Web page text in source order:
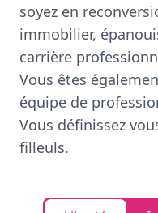
soyez en
immobilier,
carrière
Vous êtes
équipe de
Vous définissez
filleuls.